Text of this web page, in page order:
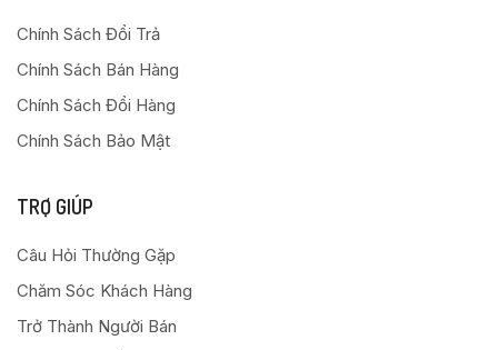
Chính Sách Đổi Trả
Chính Sách Bán Hàng
Chính Sách Đổi Hàng
Chính Sách Bảo Mật
TRỢ GIÚP
Câu Hỏi Thường Gặp
Chăm Sóc Khách Hàng
Trở Thành Người Bán